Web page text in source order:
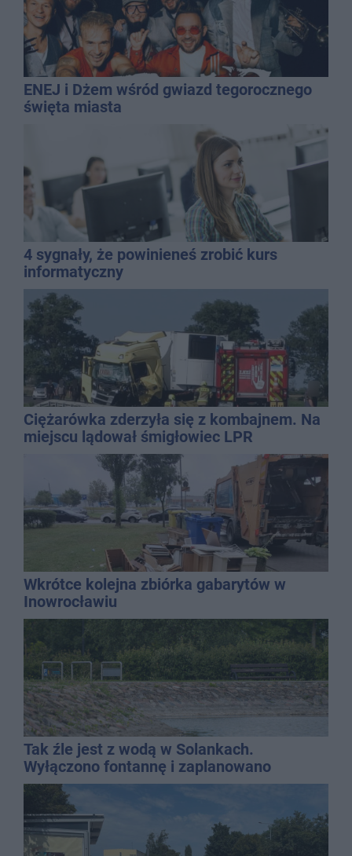
ENEJ i Dżem wśród gwiazd tegorocznego
święta miasta
4 sygnały, że powinieneś zrobić kurs
informatyczny
Ciężarówka zderzyła się z kombajnem. Na
miejscu lądował śmigłowiec LPR
Wkrótce kolejna zbiórka gabarytów w
Inowrocławiu
Tak źle jest z wodą w Solankach.
Wyłączono fontannę i zaplanowano
dolewkę